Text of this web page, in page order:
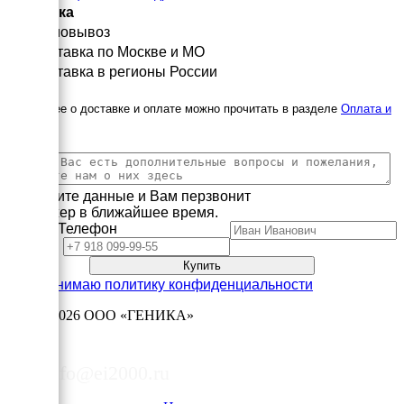
Доставка
Самовывоз
Доставка по Москве и МО
Доставка в регионы России
Подробнее о доставке и оплате можно прочитать в разделе Оплата и
Заполните данные и Вам перзвонит
менеджер в ближайшее время.
Телефон
Принимаю политику конфиденциальности
2003—2026 ООО «ГЕНИКА»